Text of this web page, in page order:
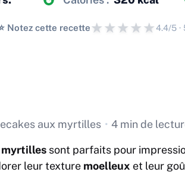
Notez cette recette★★★★★4.4/5 ·
aux myrtilles • 4 min de
myrtilles sont parfaits pour
leur texture moelleux et leur